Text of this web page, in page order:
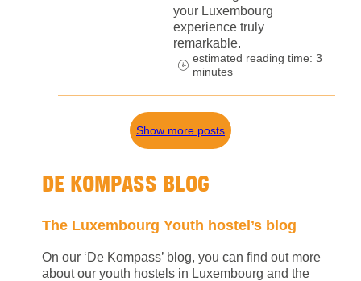
your Luxembourg
experience truly
remarkable.
estimated reading time: 3
minutes
Show more posts
DE KOMPASS BLOG
The Luxembourg Youth hostel’s blog
On our ‘De Kompass’ blog, you can find out more
about our youth hostels in Luxembourg and the